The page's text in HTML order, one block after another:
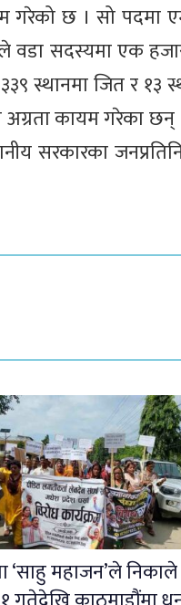
गरेको छ । सो पदमा
वडा सदस्यमा एक
स्थानमा जित र १३
अग्रता कायम गरेका छन्
सरकारका
‘साहु महाजन’ले निकाले